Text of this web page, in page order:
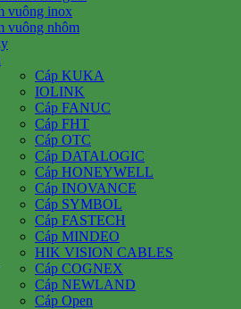
vuông inox
vuông nhôm
Cáp KUKA
IOLINK
Cáp FANUC
Cáp FHT
Cáp OTC
Cáp DATALOGIC
Cáp HONEYWELL
Cáp INOVANCE
Cáp SYMBOL
Cáp FASTECH
Cáp MINDEO
HIK VISION CABLES
Cáp COGNEX
Cáp NEWLAND
Cáp Open